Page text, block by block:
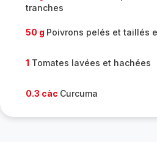
tranches
50 g Poivrons pelés et taillés
1 Tomates lavées et hachées
0.3 càc Curcuma